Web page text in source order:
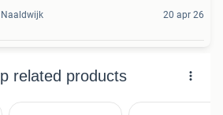
Naaldwijk 20 apr 26